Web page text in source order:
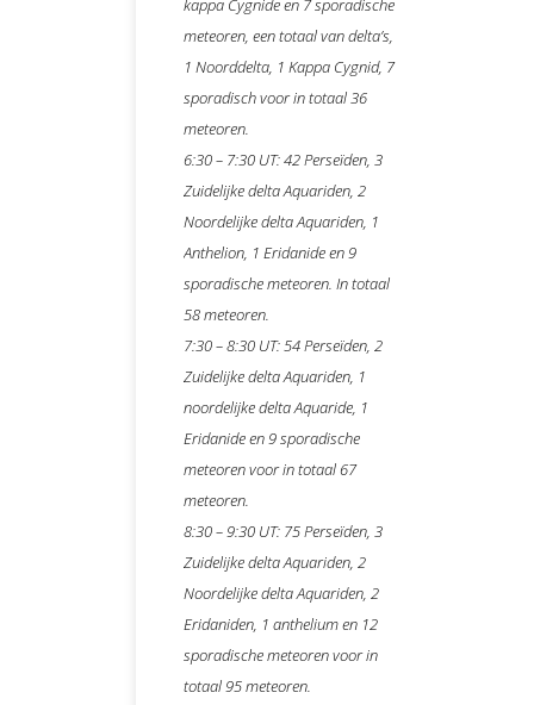
kappa Cygnide en 7 sporadische
meteoren, een totaal van delta’s,
1 Noorddelta, 1 Kappa Cygnid, 7
sporadisch voor in totaal 36
meteoren.
6:30 – 7:30 UT: 42 Perseïden, 3
Zuidelijke delta Aquariden, 2
Noordelijke delta Aquariden, 1
Anthelion, 1 Eridanide en 9
sporadische meteoren. In totaal
58 meteoren.
7:30 – 8:30 UT: 54 Perseïden, 2
Zuidelijke delta Aquariden, 1
noordelijke delta Aquaride, 1
Eridanide en 9 sporadische
meteoren voor in totaal 67
meteoren.
8:30 – 9:30 UT: 75 Perseïden, 3
Zuidelijke delta Aquariden, 2
Noordelijke delta Aquariden, 2
Eridaniden, 1 anthelium en 12
sporadische meteoren voor in
totaal 95 meteoren.